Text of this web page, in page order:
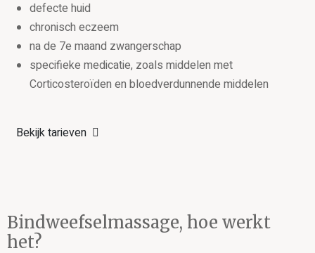
defecte huid
chronisch eczeem
na de 7e maand zwangerschap
specifieke medicatie, zoals middelen met
Corticosteroïden en bloedverdunnende middelen
Bekijk tarieven
Bindweefselmassage, hoe werkt
het?